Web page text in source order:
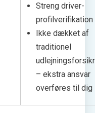
Streng driver-
profilverifikation
Ikke dækket af
traditionel
– ekstra ansvar
overføres til dig